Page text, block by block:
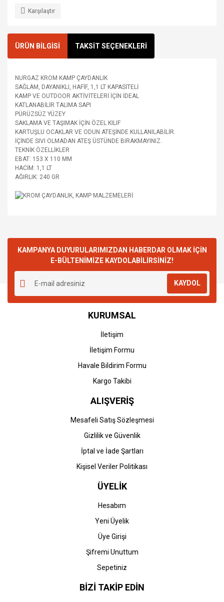
Karşılaştır
ÜRÜN BİLGİSİ TAKSİT SEÇENEKLERİ
NURGAZ KROM KAMP ÇAYDANLIK
SAĞLAM, DAYANIKLI, HAFİF, 1,1 LT KAPASİTELİ
KAMP VE OUTDOOR AKTİVİTELERİ İÇİN İDEAL
KATLANABİLİR TALIMA SAPI
PÜRÜZSÜZ YÜZEY
SAKLAMA VE TAŞIMAK İÇİN ÖZEL KILIF
KARTUŞLU OCAKLAR VE ODUN ATEŞİNDE KULLANILABİLİR.
İÇİNDE SIVI OLMADAN ATEŞ ÜSTÜNDE BIRAKMAYINIZ.
TEKNİK ÖZELLİKLER
EBAT: 153 X 110 MM
HACİM: 1,1 LT
AĞIRLIK: 240 GR
KAMPANYA DUYURULARIMIZDAN HABERDAR OLMAK İÇİN
E-BÜLTENİMİZE KAYDOLABİLİRSİNİZ!
KAYDOL
KURUMSAL
İletişim
İletişim Formu
Havale Bildirim Formu
Kargo Takibi
ALIŞVERİŞ
Mesafeli Satış Sözleşmesi
Gizlilik ve Güvenlik
İptal ve İade Şartları
Kişisel Veriler Politikası
ÜYELİK
Hesabım
Yeni Üyelik
Üye Girişi
Şifremi Unuttum
Sepetiniz
BİZİ TAKİP EDİN